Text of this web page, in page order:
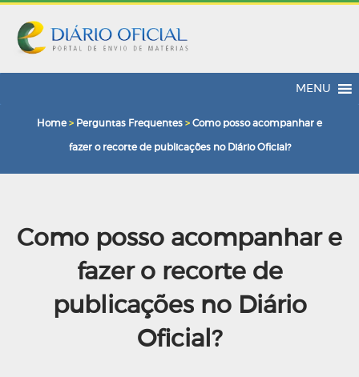
MENU
Home > Perguntas Frequentes > Como posso acompanhar e
fazer o recorte de publicações no Diário Oficial?
Como posso acompanhar e
fazer o recorte de
publicações no Diário
Oficial?